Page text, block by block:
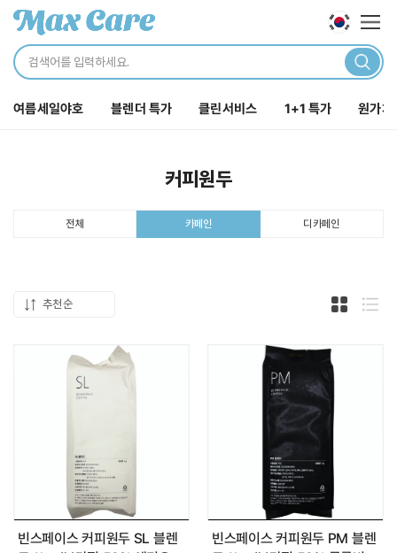
카테
여름세일야호 블렌더 특가 클린서비스 1+1 특가 원가처
로그인해주세요.
로그인 바로가기
장바구니
약품클리너
커피원두
커피원두
전체 카페인 디카페인
추천순
빈스페이스 커피원두 SL 블렌
빈스페이스 커피원두 PM 블렌